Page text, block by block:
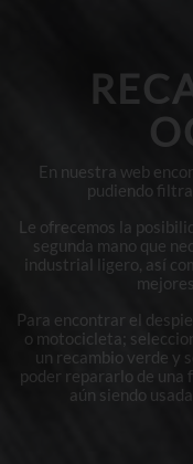
En nuestra web
pudiendo
Le ofrecemos la
segunda mano que
industrial ligero, así
Para encontrar el
o motocicleta;
un recambio verde y
poder repararlo de una
aún siendo